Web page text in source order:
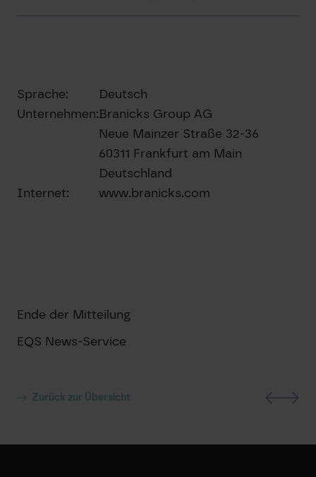
Sprache:
Deutsch
Unternehmen:Branicks Group AG
Neue Mainzer Straße 32-36
60311 Frankfurt am Main
Deutschland
Internet:
www.branicks.com
Ende der Mitteilung
EQS News-Service
Zurück zur Übersicht